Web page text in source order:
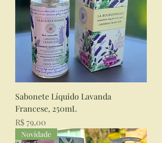
Sabonete Líquido Lavanda
Francese, 250mL
Preço
R$ 79,00
Novidade